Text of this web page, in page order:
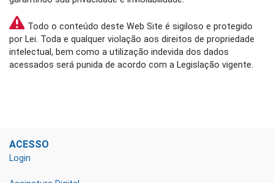
Todo o conteúdo deste Web Site é sigiloso e protegido
por Lei. Toda e qualquer violação aos direitos de propriedade
intelectual, bem como a utilização indevida dos dados
acessados será punida de acordo com a Legislação vigente.
ACESSO
Login